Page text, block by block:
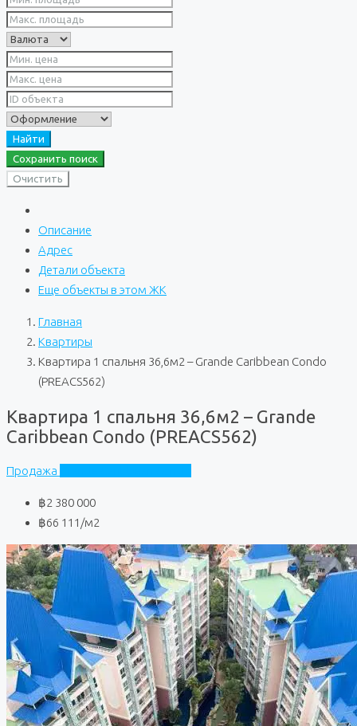
Найти
Сохранить поиск
Очистить
Описание
Адрес
Детали объекта
Еще объекты в этом ЖК
Главная
Квартиры
Квартира 1 спальня 36,6м2 – Grande Caribbean Condo
(PREACS562)
Квартира 1 спальня 36,6м2 – Grande
Caribbean Condo (PREACS562)
Продажа
฿2 380 000
฿66 111 /м2